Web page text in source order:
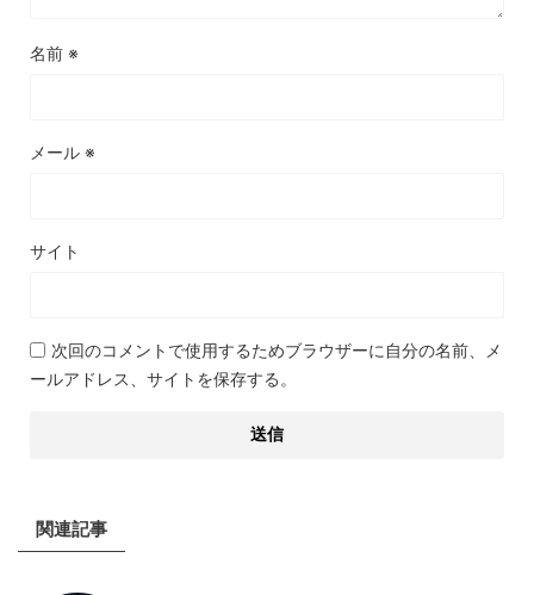
名前 ※
メール ※
サイト
次回のコメントで使用するためブラウザーに自分の名前、メ
ールアドレス、サイトを保存する。
関連記事